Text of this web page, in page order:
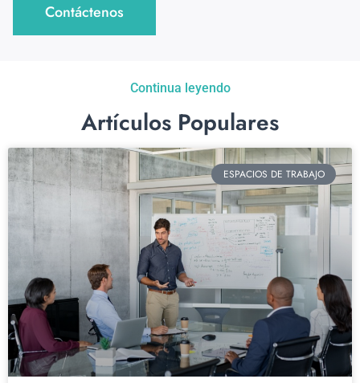
Contáctenos
Continua leyendo
Artículos Populares
ESPACIOS DE TRABAJO